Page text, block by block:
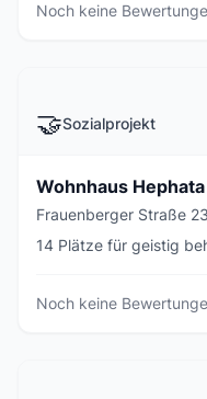
Noch keine
🤝Sozialprojekt
Wohnhaus
Frauenberger Straße
14 Plätze für geistig
Noch keine